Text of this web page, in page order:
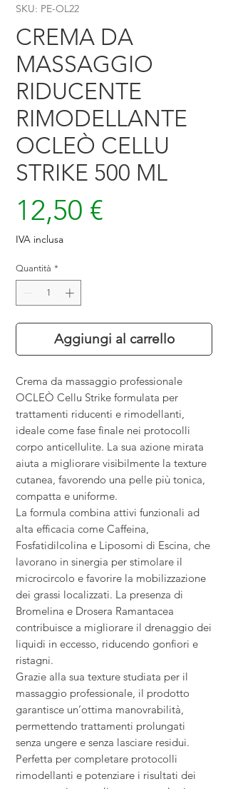
SKU: PE-OL22
CREMA DA
MASSAGGIO
RIDUCENTE
RIMODELLANTE
OCLEÒ CELLU
STRIKE 500 ML
12,50 €
IVA inclusa
Quantità *
Aggiungi al carrello
Crema da massaggio professionale
OCLEÒ Cellu Strike formulata per
trattamenti riducenti e rimodellanti,
ideale come fase finale nei protocolli
corpo anticellulite. La sua azione mirata
aiuta a migliorare visibilmente la texture
cutanea, favorendo una pelle più tonica,
compatta e uniforme.
La formula combina attivi funzionali ad
alta efficacia come Caffeina,
Fosfatidilcolina e Liposomi di Escina, che
lavorano in sinergia per stimolare il
microcircolo e favorire la mobilizzazione
dei grassi localizzati. La presenza di
Bromelina e Drosera Ramantacea
contribuisce a migliorare il drenaggio dei
liquidi in eccesso, riducendo gonfiori e
ristagni.
Grazie alla sua texture studiata per il
massaggio professionale, il prodotto
garantisce un’ottima manovrabilità,
permettendo trattamenti prolungati
senza ungere e senza lasciare residui.
Perfetta per completare protocolli
rimodellanti e potenziare i risultati dei